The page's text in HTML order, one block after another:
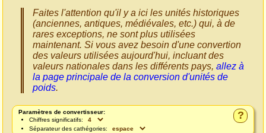
Faites l'attention qu'il y a ici les unités historiques
(anciennes, antiques, médiévales, etc.) qui, à de
rares exceptions, ne sont plus utilisées
maintenant. Si vous avez besoin d'une convertion
des valeurs utilisées aujourd'hui, incluant des
valeurs nationales dans les différents pays, allez à
la page principale de la conversion d'unités de
poids.
?
Paramètres de convertisseur:
Chiffres significatifs:
Séparateur des cathégories: